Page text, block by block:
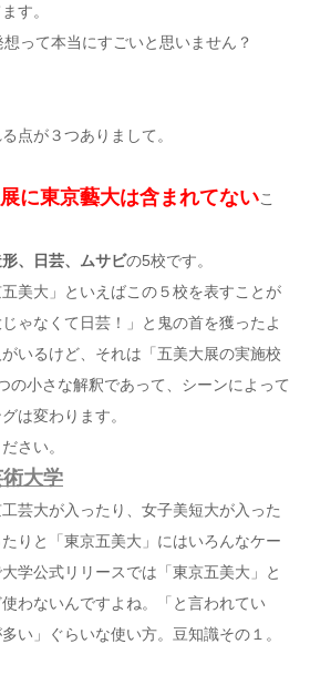
す。
って本当にすごいと思いません？
点が３つありまして。
に東京藝大は含まれてないこ
、日芸、ムサビの5校です。
美大」といえばこの５校を表すことが
ゃなくて日芸！」と鬼の首を獲ったよ
いるけど、それは「五美大展の実施校
の小さな解釈であって、シーンによって
は変わります。
さい。
大学
芸大が入ったり、女子美短大が入った
りと「東京五美大」にはいろんなケー
学公式リリースでは「東京五美大」と
わないんですよね。「と言われてい
い」ぐらいな使い方。豆知識その１。